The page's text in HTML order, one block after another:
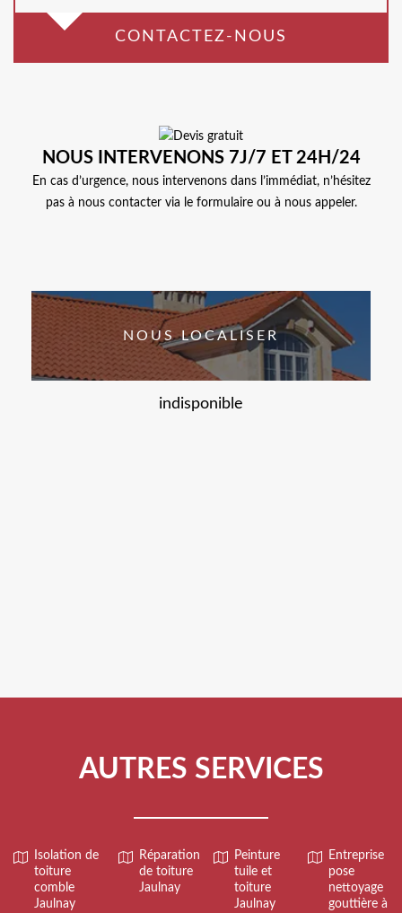
CONTACTEZ-NOUS
NOUS INTERVENONS 7J/7 ET 24H/24
En cas d’urgence, nous intervenons dans l’immédiat, n’hésitez
pas à nous contacter via le formulaire ou à nous appeler.
NOUS LOCALISER
indisponible
AUTRES SERVICES
Isolation de
toiture
comble
Jaulnay
Réparation
de toiture
Jaulnay
Peinture
tuile et
toiture
Jaulnay
Entreprise
pose
nettoyage
gouttière à